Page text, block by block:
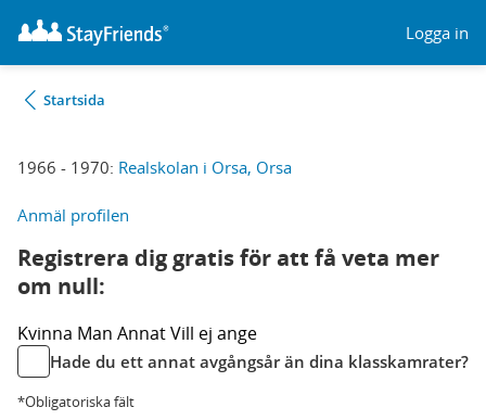
Logga in
Startsida
1966 - 1970: Realskolan i Orsa, Orsa
Anmäl profilen
Registrera dig gratis för att få veta mer
om null:
Kvinna Man AnnatVill ej ange
Hade du ett annat avgångsår än dina klasskamrater?
*Obligatoriska fält